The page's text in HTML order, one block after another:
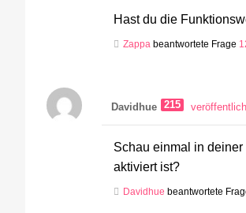
Hast du die
Zappa beantwortete Frage
Davidhue 215
Schau einmal in
aktiviert ist?
Davidhue beantwortete